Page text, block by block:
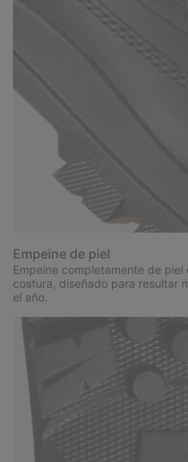
Empeine de piel
Empeine completamente de
costura, diseñado para resultar
el año.